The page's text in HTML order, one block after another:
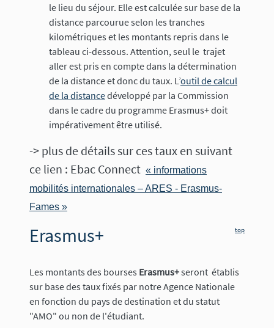
le lieu du séjour. Elle est calculée sur base de la
distance parcourue selon les tranches
kilométriques et les montants repris dans le
tableau ci-dessous. Attention, seul le trajet
aller est pris en compte dans la détermination
de la distance et donc du taux. L’outil de calcul
de la distancedéveloppé par la Commission
dans le cadre du programme Erasmus+ doit
impérativement être utilisé.
-> plus de détails sur ces taux en suivant
ce lien : Ebac Connect « informations
mobilités internationales – ARES - Erasmus-
Fames »
top
Erasmus+
Les montants des bourses Erasmus+seront établis
sur base des taux fixés par notre Agence Nationale
en fonction du pays de destination et du statut
"AMO" ou non de l'étudiant.